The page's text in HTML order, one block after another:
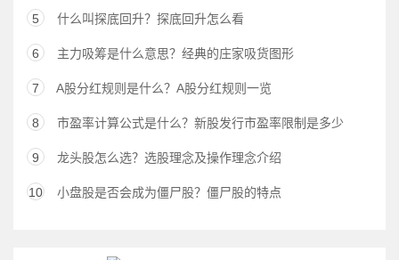
5 什么叫探底回升？探底回升怎么看
6 主力吸筹是什么意思？经典的庄家吸货图形
7 A股分红规则是什么？A股分红规则一览
8 市盈率计算公式是什么？新股发行市盈率限制是多少
9 龙头股怎么选？选股理念及操作理念介绍
10 小盘股是否会成为僵尸股？僵尸股的特点